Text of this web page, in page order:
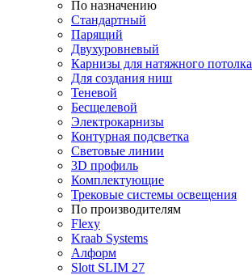
По назначению
Стандартный
Парящий
Двухуровневый
Карнизы для натяжного потолка
Для создания ниш
Теневой
Бесщелевой
Электрокарнизы
Контурная подсветка
Световые линии
3D профиль
Комплектующие
Трековые системы освещения
По производителям
Flexy
Kraab Systems
Алформ
Slott SLIM 27